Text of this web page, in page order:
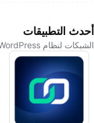
أحدث التطبيقات
الشبكات لنظام WordPress